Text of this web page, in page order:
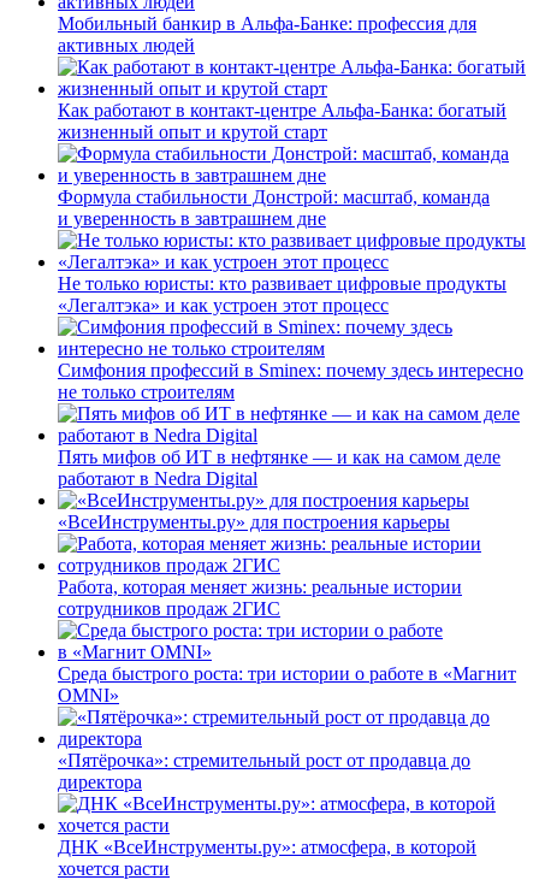
Мобильный банкир в Альфа-Банке: профессия для
активных людей
Как работают в контакт-центре Альфа-Банка: богатый
жизненный опыт и крутой старт
Формула стабильности Донстрой: масштаб, команда
и уверенность в завтрашнем дне
Не только юристы: кто развивает цифровые продукты
«Легалтэка» и как устроен этот процесс
Симфония профессий в Sminex: почему здесь интересно
не только строителям
Пять мифов об ИТ в нефтянке — и как на самом деле
работают в Nedra Digital
«ВсеИнструменты.ру» для построения карьеры
Работа, которая меняет жизнь: реальные истории
сотрудников продаж 2ГИС
Среда быстрого роста: три истории о работе в «Магнит
OMNI»
«Пятёрочка»: стремительный рост от продавца до
директора
ДНК «ВсеИнструменты.ру»: атмосфера, в которой
хочется расти